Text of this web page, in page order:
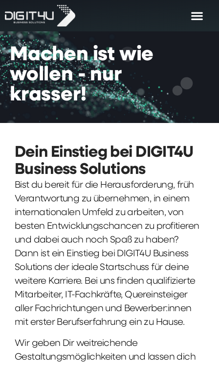
Machen ist wie
wollen - nur
krasser!
Dein Einstieg bei DIGIT4U
Business Solutions
Bist du bereit für die Herausforderung, früh
Verantwortung zu übernehmen, in einem
internationalen Umfeld zu arbeiten, von
besten Entwicklungschancen zu profitieren
und dabei auch noch Spaß zu haben?
Dann ist ein Einstieg bei DIGIT4U Business
Solutions der ideale Startschuss für deine
weitere Karriere. Bei uns finden qualifizierte
Mitarbeiter, IT-Fachkräfte, Quereinsteiger
aller Fachrichtungen und Bewerber:innen
mit erster Berufserfahrung ein zu Hause.
Wir geben Dir weitreichende
Gestaltungsmöglichkeiten und lassen dich